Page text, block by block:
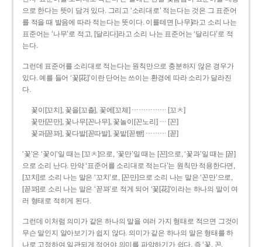
으로 한다는 뜻이 담겨 있다. 그리고 ‘소리대로’ 적는다는 것은 그 표준어
를 적을 때 발음에 따라 적는다는 뜻이다. 이를테면 [나무]라고 소리 나는
표준어는 ‘나무’로 적고, [달리다]라고 소리 나는 표준어는 ‘달리다’로 적
는다.
그런데 표준어를 소리대로 적는다는 원칙만으로 충분하지 않은 경우가
있다. 예를 들어 ‘꽃[花]’이란 단어는 쓰이는 환경에 따라 소리가 달라진
다.
꽃이[꼬치], 꽃을[꼬츨], 꽃에[꼬체] …………… [꼬ㅊ]
꽃만[꼰만], 꽃나무[꼰나무], 꽃놀이[꼰노리] … [꼰]
꽃과[꼳꽈], 꽃다발[꼳따발], 꽃밭[꼳빧] ……… [꼳]
‘꽃’은 ‘꽃이’일 때는 [꼬ㅊ]으로, ‘꽃만’일 때는 [꼰]으로, ‘꽃과’일 때는 [꼳]
으로 소리 난다. 만약 ‘표준어를 소리대로 적는다’는 원칙만 적용한다면,
[꼬치]로 소리 나는 말은 ‘꼬치’로, [꼰만]으로 소리 나는 말은 ‘꼰만’으로,
[꼳꽈]로 소리 나는 말은 ‘꼳꽈’로 적게 되어 ‘꽃[花]’이라는 하나의 말이 여
러 형태로 적히게 된다.
그런데 이처럼 의미가 같은 하나의 말을 여러 가지 형태로 적으면 그것이
무슨 말인지 알아보기가 쉽지 않다. 의미가 같은 하나의 말은 형태를 하
나로 고정하여 일관되게 적어야 의미를 파악하기가 쉽다. 즉 ‘꽃, 꼰,